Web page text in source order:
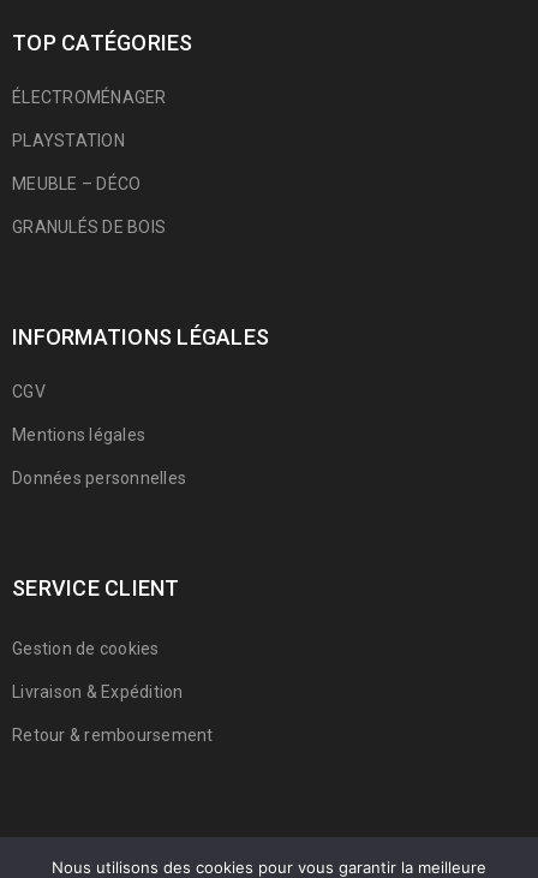
TOP CATÉGORIES
ÉLECTROMÉNAGER
PLAYSTATION
MEUBLE – DÉCO
GRANULÉS DE BOIS
INFORMATIONS LÉGALES
CGV
Mentions légales
Données personnelles
SERVICE CLIENT
Gestion de cookies
Livraison & Expédition
Retour & remboursement
Nous utilisons des cookies pour vous garantir la meilleure